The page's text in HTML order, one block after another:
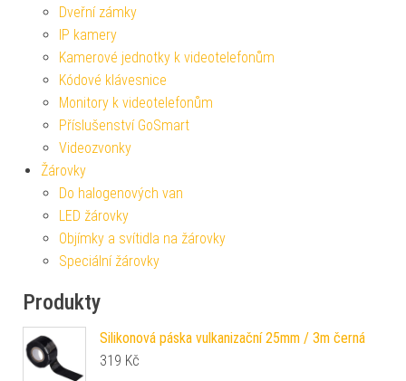
Dveřní zámky
IP kamery
Kamerové jednotky k videotelefonům
Kódové klávesnice
Monitory k videotelefonům
Příslušenství GoSmart
Videozvonky
Žárovky
Do halogenových van
LED žárovky
Objímky a svítidla na žárovky
Speciální žárovky
Produkty
Silikonová páska vulkanizační 25mm / 3m černá
319 Kč